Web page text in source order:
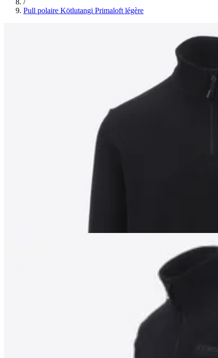
/
Pull polaire Kötlutangi Primaloft légère